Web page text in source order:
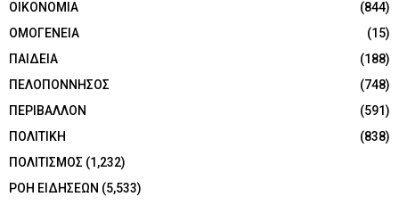
ΟΙΚΟΝΟΜΙΑ
(844)
ΟΜΟΓΕΝΕΙΑ
(15)
ΠΑΙΔΕΙΑ
(188)
ΠΕΛΟΠΟΝΝΗΣΟΣ
(748)
ΠΕΡΙΒΑΛΛΟΝ
(591)
ΠΟΛΙΤΙΚΗ
(838)
ΠΟΛΙΤΙΣΜΟΣ (1,232)
ΡΟΗ ΕΙΔΗΣΕΩΝ (5,533)